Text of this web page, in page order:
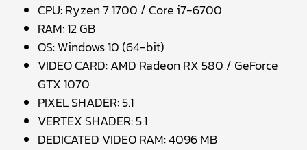
CPU: Ryzen 7 1700 / Core i7-6700
RAM: 12 GB
OS: Windows 10 (64-bit)
VIDEO CARD: AMD Radeon RX 580 / GeForce
GTX 1070
PIXEL SHADER: 5.1
VERTEX SHADER: 5.1
DEDICATED VIDEO RAM: 4096 MB